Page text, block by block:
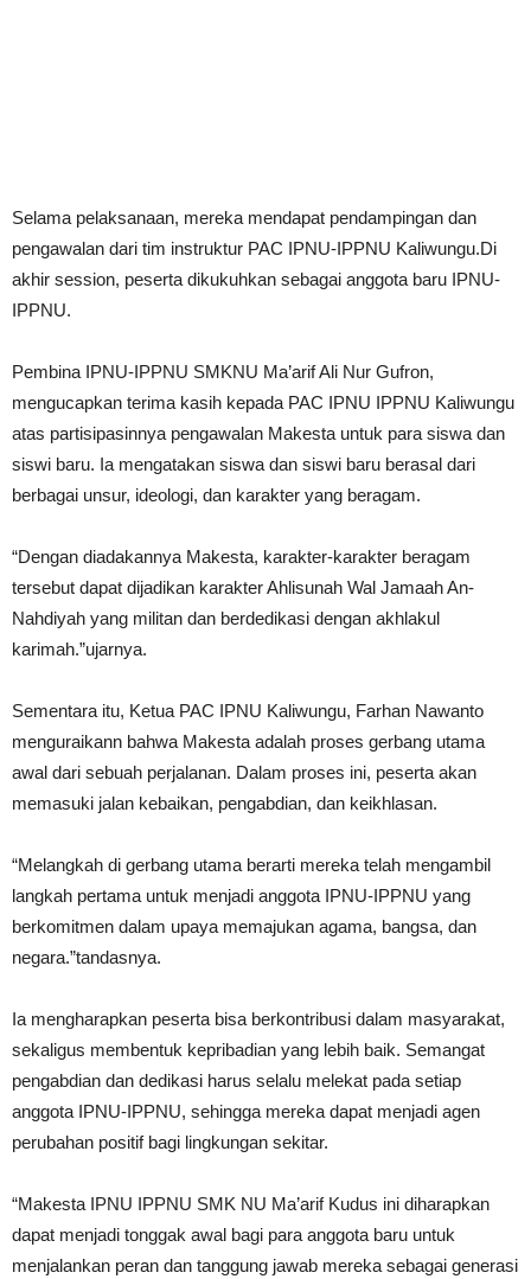
Selama pelaksanaan, mereka mendapat pendampingan dan
pengawalan dari tim instruktur PAC IPNU-IPPNU Kaliwungu.Di
akhir session, peserta dikukuhkan sebagai anggota baru IPNU-
IPPNU.
Pembina IPNU-IPPNU SMKNU Ma’arif Ali Nur Gufron,
mengucapkan terima kasih kepada PAC IPNU IPPNU Kaliwungu
atas partisipasinnya pengawalan Makesta untuk para siswa dan
siswi baru. Ia mengatakan siswa dan siswi baru berasal dari
berbagai unsur, ideologi, dan karakter yang beragam.
“Dengan diadakannya Makesta, karakter-karakter beragam
tersebut dapat dijadikan karakter Ahlisunah Wal Jamaah An-
Nahdiyah yang militan dan berdedikasi dengan akhlakul
karimah.”ujarnya.
Sementara itu, Ketua PAC IPNU Kaliwungu, Farhan Nawanto
menguraikann bahwa Makesta adalah proses gerbang utama
awal dari sebuah perjalanan. Dalam proses ini, peserta akan
memasuki jalan kebaikan, pengabdian, dan keikhlasan.
“Melangkah di gerbang utama berarti mereka telah mengambil
langkah pertama untuk menjadi anggota IPNU-IPPNU yang
berkomitmen dalam upaya memajukan agama, bangsa, dan
negara.”tandasnya.
Ia mengharapkan peserta bisa berkontribusi dalam masyarakat,
sekaligus membentuk kepribadian yang lebih baik. Semangat
pengabdian dan dedikasi harus selalu melekat pada setiap
anggota IPNU-IPPNU, sehingga mereka dapat menjadi agen
perubahan positif bagi lingkungan sekitar.
“Makesta IPNU IPPNU SMK NU Ma’arif Kudus ini diharapkan
dapat menjadi tonggak awal bagi para anggota baru untuk
menjalankan peran dan tanggung jawab mereka sebagai generasi